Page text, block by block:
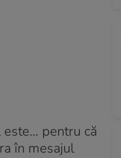
este… pentru că
în mesajul